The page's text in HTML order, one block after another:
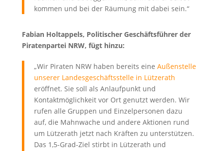
kommen und bei der Räumung mit dabei sein.“
Fabian Holtappels, Politischer Geschäftsführer der
Piratenpartei NRW, fügt hinzu:
„Wir Piraten NRW haben bereits eine Außenstelle
unserer Landesgeschäftsstelle in Lützerath
eröffnet. Sie soll als Anlaufpunkt und
Kontaktmöglichkeit vor Ort genutzt werden. Wir
rufen alle Gruppen und Einzelpersonen dazu
auf, die Mahnwache und andere Aktionen rund
um Lützerath jetzt nach Kräften zu unterstützen.
Das 1,5-Grad-Ziel stirbt in Lützerath und